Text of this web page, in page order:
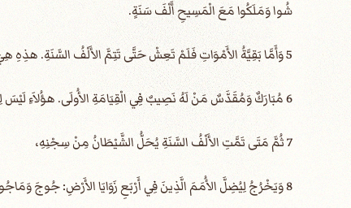
شُوا وَمَلَكُوا مَعَ الْمَسِيحِ أَلْفَ سَنَةٍ.
5 وَأَمَّا بَقِيَّةُ الأَمْوَاتِ فَلَمْ تَعِشْ حَتَّى تَتِمَّ الأَلْفُ السَّنَةِ. هذِهِ هِيَ الْقِيَامَةُ الأُولَى.
6 مُبَارَكٌ وَمُقَدَّسٌ مَنْ لَهُ نَصِيبٌ فِي الْقِيَامَةِ الأُولَى. هؤُلاَءِ لَيْسَ لِلْمَوْتِ الثَّانِي سُلْطَانٌ عَلَيْهِمْ، بَلْ سَيَكُونُونَ كَهَنَةً للهِ وَالْمَسِيحِ، وَسَيَمْلِكُونَ مَعَهُ أَلْفَ سَنَةٍ.
7 ثُمَّ مَتَى تَمَّتِ الأَلْفُ السَّنَةِ يُحَلُّ الشَّيْطَانُ مِنْ سِجْنِهِ،
8 وَيَخْرُجُ لِيُضِلَّ الأُمَمَ الَّذِينَ فِي أَرْبَعِ زَوَايَا الأَرْضِ: جُوجَ وَمَاجُوجَ، لِيَجْمَعَهُمْ لِلْحَرْبِ، الَّذِينَ عَدَدُهُمْ مِثْلُ رَمْلِ الْبَحْرِ.